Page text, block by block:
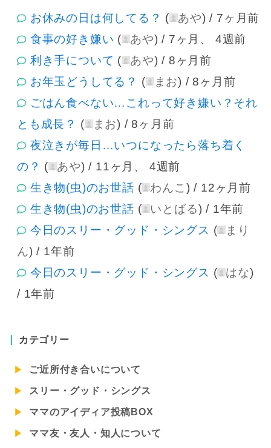
お休みの日は何してる？ ( あや) / 7ヶ月前
食事の好き嫌い ( あや) / 7ヶ月、 4週前
利き手について ( あや) / 8ヶ月前
お年玉どうしてる？
( まお) /8ヶ月前
ごはん食べない…これって好き嫌い？それ
とも成長？
( まお) /8ヶ月前
夜泣きが毎日…いつになったら落ち着く
の？ ( あや) / 11ヶ月、 4週前
生き物(虫)のお世話 ( わんこ ) / 12ヶ月前
生き物(虫)のお世話 ( いとばる) / 1年前
今日のスリー・グッド・シングス (
まり
ん) / 1年前
今日のスリー・グッド・シングス ( はな)
/ 1年前
カテゴリー
ご近所付き合いについて
スリー・グッド・シングス
ママのアイディア投稿BOX
ママ友・友人・知人について